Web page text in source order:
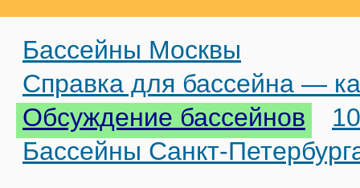
Бассейны Москвы
Справка для бассейна —
Обсуждение бассейнов
Бассейны Санкт-